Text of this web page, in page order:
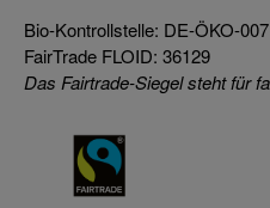
Bio-Kontrollstelle: DE-ÖKO-007
FairTrade FLOID: 36129
Das Fairtrade-Siegel steht für